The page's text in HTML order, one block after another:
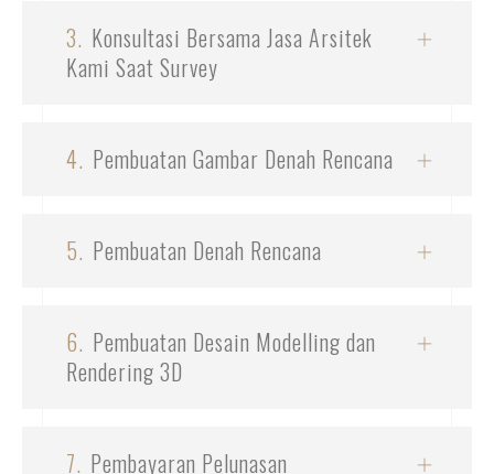
3. Konsultasi Bersama Jasa Arsitek
Kami Saat Survey
4. Pembuatan Gambar Denah Rencana
5. Pembuatan Denah Rencana
6. Pembuatan Desain Modelling dan
Rendering 3D
7. Pembayaran Pelunasan